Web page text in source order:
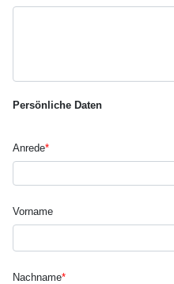
Persönliche Daten
Anrede*
Vorname
Nachname*